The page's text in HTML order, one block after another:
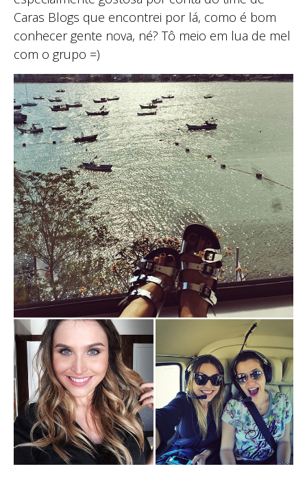
Caras Blogs que encontrei por lá, como é bom
conhecer gente nova, né? Tô meio em lua de mel
com o grupo =)